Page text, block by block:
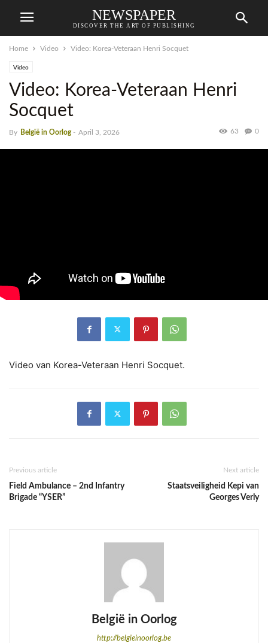
NEWSPAPER
DISCOVER THE ART OF PUBLISHING
Home Video Video: Korea-Veteraan Henri Socquet
Video
Video: Korea-Veteraan Henri
Socquet
By België in Oorlog - April 3, 2026 0
63
Video van Korea-Veteraan Henri Socquet.
Previous article
Field Ambulance – 2nd Infantry
Brigade “YSER”
Next article
Staatsveiligheid Kepi van
Georges Verly
België in Oorlog
http://belgieinoorlog.be